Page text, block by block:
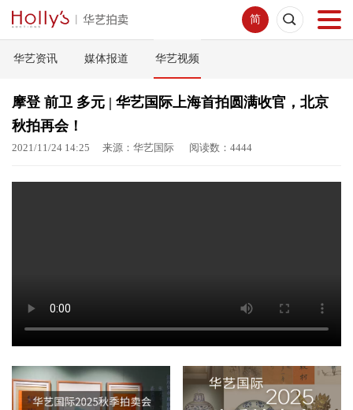
简
首页
拍卖预展
线下拍卖
华艺资讯 媒体报道 华艺视频
摩登 前卫 多元 | 华艺国际上海首拍圆满收官，北京
秋拍再会！
2021/11/24 14:25 来源：华艺国际 阅读数：4444